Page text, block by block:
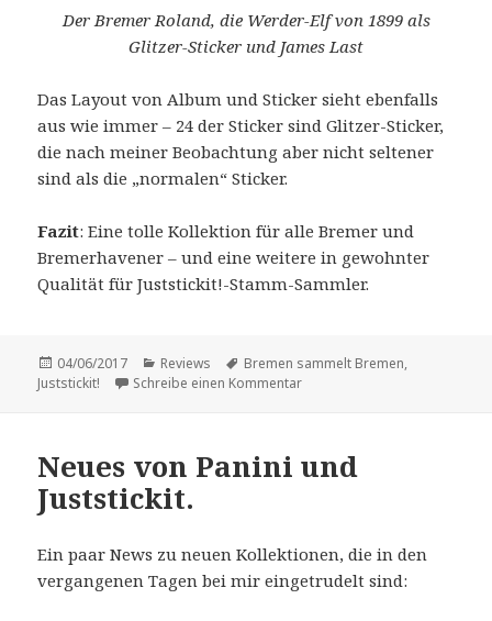
Der Bremer Roland, die Werder-Elf von 1899 als
Glitzer-Sticker und James Last
Das Layout von Album und Sticker sieht ebenfalls
aus wie immer – 24 der Sticker sind Glitzer-Sticker,
die nach meiner Beobachtung aber nicht seltener
sind als die „normalen“ Sticker.
Fazit: Eine tolle Kollektion für alle Bremer und
Bremerhavener – und eine weitere in gewohnter
Qualität für Juststickit!-Stamm-Sammler.
Veröffentlicht
am
04/06/2017 Kategorien
Reviews Schlagwörter
Bremen sammelt Bremen,
Juststickit!
Schreibe einen Kommentarzu Vorstellung: „Bremen
Neues von Panini und
Juststickit.
Ein paar News zu neuen Kollektionen, die in den
vergangenen Tagen bei mir eingetrudelt sind: